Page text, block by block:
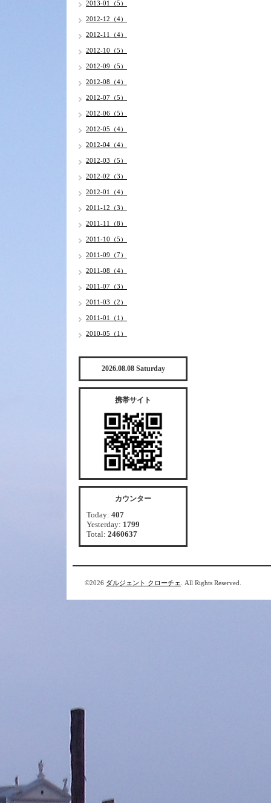
2013-01（5）
2012-12（4）
2012-11（4）
2012-10（5）
2012-09（5）
2012-08（4）
2012-07（5）
2012-06（5）
2012-05（4）
2012-04（4）
2012-03（5）
2012-02（3）
2012-01（4）
2011-12（3）
2011-11（8）
2011-10（5）
2011-09（7）
2011-08（4）
2011-07（3）
2011-03（2）
2011-01（1）
2010-05（1）
2026.08.08 Saturday
携帯サイト
カウンター
Today: 407
Yesterday: 1799
Total: 2460637
©2026 ダルジェント クローチェ . All Rights Reserved.